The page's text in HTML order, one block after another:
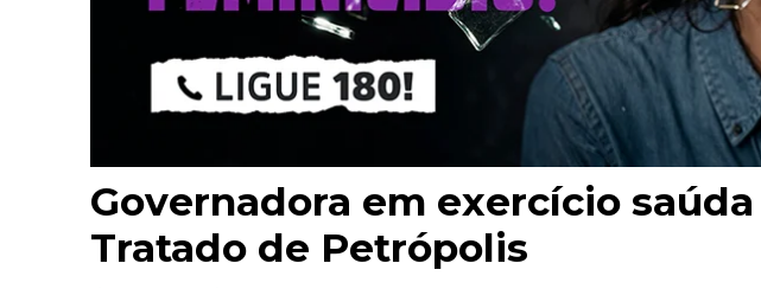
Governadora em exercício
Tratado de Petrópolis